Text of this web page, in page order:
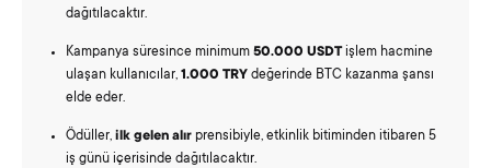
dağıtılacaktır.
Kampanya süresince minimum 50.000 USDTişlem hacmine
ulaşan kullanıcılar, 1.000 TRY değerinde BTC kazanma şansı
elde eder.
Ödüller, ilk gelen alır prensibiyle, etkinlik bitiminden itibaren 5
iş günü içerisinde dağıtılacaktır.